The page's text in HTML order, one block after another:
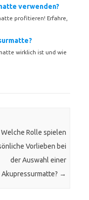
verwenden?
profitieren! Erfahre,
wirklich ist und wie
Welche Rolle spielen
Vorlieben bei
der Auswahl einer
Akupressurmatte? →